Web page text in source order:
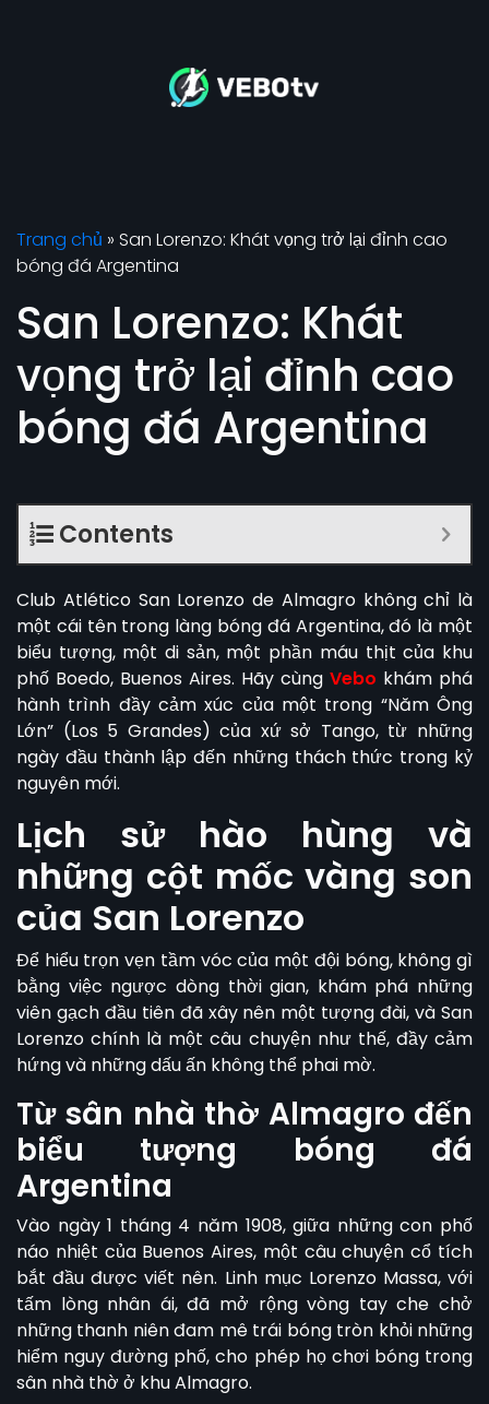
Trang chủ » San Lorenzo: Khát vọng trở lại đỉnh cao
bóng đá Argentina
San Lorenzo: Khát
vọng trở lại đỉnh cao
bóng đá Argentina
Contents
Club Atlético San Lorenzo de Almagro không chỉ là
một cái tên trong làng bóng đá Argentina, đó là một
biểu tượng, một di sản, một phần máu thịt của khu
phố Boedo, Buenos Aires. Hãy cùng Vebo khám phá
hành trình đầy cảm xúc của một trong “Năm Ông
Lớn” (Los 5 Grandes) của xứ sở Tango, từ những
ngày đầu thành lập đến những thách thức trong kỷ
nguyên mới.
Lịch sử hào hùng và
những cột mốc vàng son
của San Lorenzo
Để hiểu trọn vẹn tầm vóc của một đội bóng, không gì
bằng việc ngược dòng thời gian, khám phá những
viên gạch đầu tiên đã xây nên một tượng đài, và San
Lorenzo chính là một câu chuyện như thế, đầy cảm
hứng và những dấu ấn không thể phai mờ.
Từ sân nhà thờ Almagro đến
biểu tượng bóng đá
Argentina
Vào ngày 1 tháng 4 năm 1908, giữa những con phố
náo nhiệt của Buenos Aires, một câu chuyện cổ tích
bắt đầu được viết nên. Linh mục Lorenzo Massa, với
tấm lòng nhân ái, đã mở rộng vòng tay che chở
những thanh niên đam mê trái bóng tròn khỏi những
hiểm nguy đường phố, cho phép họ chơi bóng trong
sân nhà thờ ở khu Almagro.